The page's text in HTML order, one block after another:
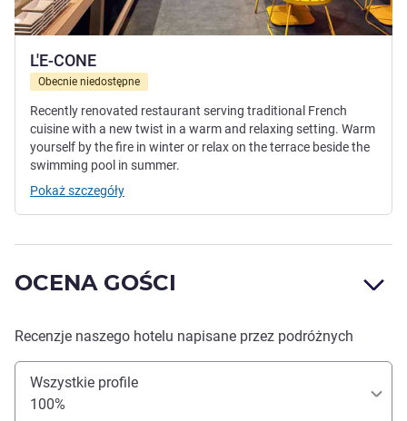
L'E-CONE
Obecnie niedostępne
Recently renovated restaurant serving traditional French
cuisine with a new twist in a warm and relaxing setting. Warm
yourself by the fire in winter or relax on the terrace beside the
swimming pool in summer.
Pokaż szczegóły
OCENA GOŚCI
Recenzje naszego hotelu napisane przez podróżnych
Wszystkie profile
100%